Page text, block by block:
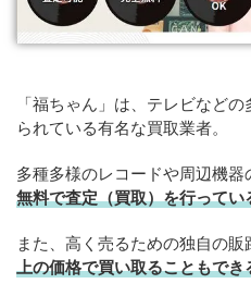
「福ちゃん」は、テレビなど
られている有名な買取業者。
多種多様のレコードや周辺機器
無料で査定（買取）を行ってい
また、高く売るための独自の販
上の価格で買い取ることもでき